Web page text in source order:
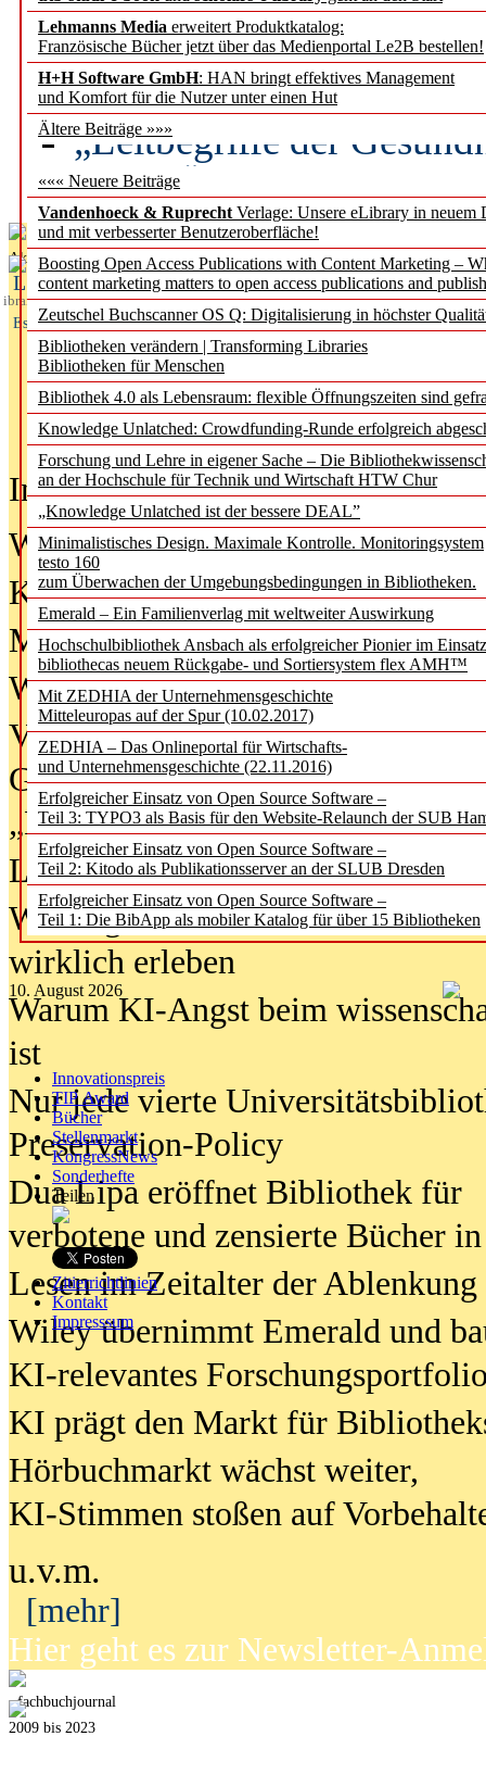
Lehmanns Media erweitert Produktkatalog:
Französische Bücher jetzt über das Medienportal Le2B bestellen!
H+H Software GmbH: HAN bringt effektives Management
und Komfort für die Nutzer unter einen Hut
Ältere Beiträge »»»
««« Neuere Beiträge
Vandenhoeck & Ruprecht Verlage: Unsere eLibrary in neuem
und mit verbesserter Benutzeroberfläche!
Boosting Open Access Publications with Content Marketing –
content marketing matters to open access publications and
Zeutschel Buchscanner OS Q: Digitalisierung in höchster
Bibliotheken verändern | Transforming Libraries
Bibliotheken für Menschen
Bibliothek 4.0 als Lebensraum: flexible Öffnungszeiten sind
Knowledge Unlatched: Crowdfunding-Runde erfolgreich
Forschung und Lehre in eigener Sache – Die
an der Hochschule für Technik und Wirtschaft HTW Chur
„Knowledge Unlatched ist der bessere DEAL”
Minimalistisches Design. Maximale Kontrolle. Monitoringsystem
testo 160
zum Überwachen der Umgebungsbedingungen in Bibliotheken.
Emerald – Ein Familienverlag mit weltweiter Auswirkung
Hochschulbibliothek Ansbach als erfolgreicher Pionier im
bibliothecas neuem Rückgabe- und Sortiersystem flex AMH™
Mit ZEDHIA der Unternehmensgeschichte
Mitteleuropas auf der Spur (10.02.2017)
ZEDHIA – Das Onlineportal für Wirtschafts-
und Unternehmensgeschichte (22.11.2016)
Erfolgreicher Einsatz von Open Source Software –
Teil 3: TYPO3 als Basis für den Website-Relaunch der SUB
Erfolgreicher Einsatz von Open Source Software –
Teil 2: Kitodo als Publikationsserver an der SLUB Dresden
Erfolgreicher Einsatz von Open Source Software –
Teil 1: Die BibApp als mobiler Katalog für über 15 Bibliotheken
10. August 2026
Innovationspreis
TIP Award
Bücher
Stellenmarkt
KongressNews
Sonderhefte
Teilen
Zitierrichtlinien
Kontakt
Impresssum
Künstliche Intelligenz
besser zu verstehen
„Leitbegriffe der
des BIÖG erscheinen
Aktuelles aus
L
ibrary
Essentials
In der Ausgabe06/2026(August
Was Hochschul­bibliotheken von
Kinder in der digitalen Welt
Metadaten als Infrastruktur
Wenn Bots katalogisieren
Von Abschlusskleidern bis
Geisterjagd-Ausrüstung in der
„Library of Things“ unterwegs
Lesen als Infrastrukturaufgabe
Wie Jugendliche Social Media
wirklich erleben
Warum KI-Angst beim
ist
Nur jede vierte
Preservation-Policy
Dua Lipa eröffnet Bibliothek für
verbotene und zensierte Bücher
Lesen im Zeitalter der Ablenkung
Wiley übernimmt Emerald und
KI-relevantes
KI prägt den Markt für
Hörbuchmarkt wächst weiter,
KI-Stimmen stoßen auf
u.v.m.
[mehr]
Hier geht es zur Newsletter-
fachbuchjournal
2009 bis 2023